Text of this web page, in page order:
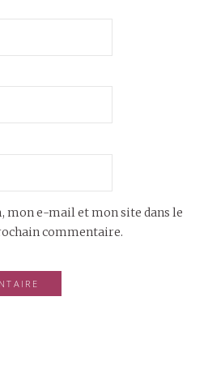
mon e-mail et mon site dans le
commentaire.